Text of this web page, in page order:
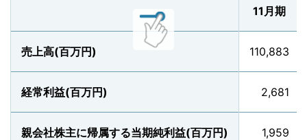
11月期
売上高(百万円) 110,883
経常利益(百万円) 2,681
親会社株主に帰属する当期純利益(百万円) 1,959